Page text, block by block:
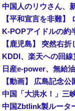
KDDI、楽天への回